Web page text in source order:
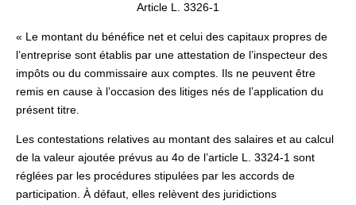
Article L. 3326-1
« Le montant du bénéfice net et celui des capitaux propres de
l’entreprise sont établis par une attestation de l’inspecteur des
impôts ou du commissaire aux comptes. Ils ne peuvent être
remis en cause à l’occasion des litiges nés de l’application du
présent titre.
Les contestations relatives au montant des salaires et au calcul
de la valeur ajoutée prévus au 4o de l’article L. 3324-1 sont
réglées par les procédures stipulées par les accords de
participation. À défaut, elles relèvent des juridictions